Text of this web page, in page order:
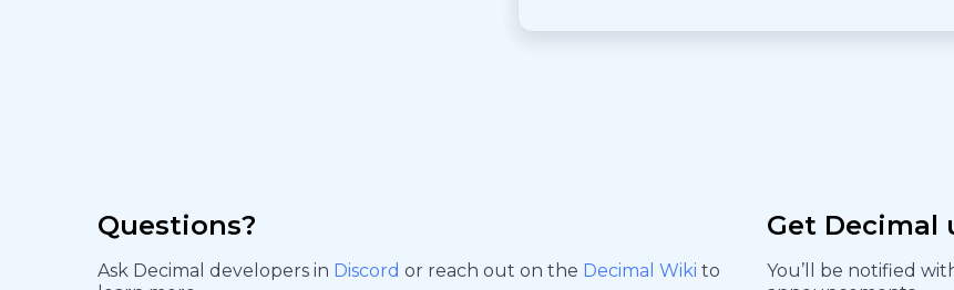
Questions?
Ask Decimal developers in Discord or reach out on the Decimal Wiki to
Get Decimal
You’ll be notified